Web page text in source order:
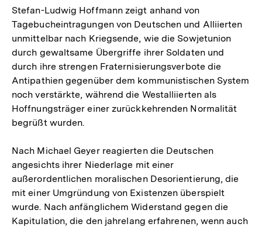
Stefan-Ludwig Hoffmann zeigt anhand von
Tagebucheintragungen von Deutschen und Alliierten
unmittelbar nach Kriegsende, wie die Sowjetunion
durch gewaltsame Übergriffe ihrer Soldaten und
durch ihre strengen Fraternisierungsverbote die
Antipathien gegenüber dem kommunistischen System
noch verstärkte, während die Westalliierten als
Hoffnungsträger einer zurückkehrenden Normalität
begrüßt wurden.
Nach Michael Geyer reagierten die Deutschen
angesichts ihrer Niederlage mit einer
außerordentlichen moralischen Desorientierung, die
mit einer Umgründung von Existenzen überspielt
wurde. Nach anfänglichem Widerstand gegen die
Kapitulation, die den jahrelang erfahrenen, wenn auch